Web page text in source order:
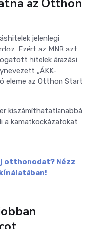
az Otthon
jelenlegi
Ezért az MNB azt
hitelek árazási
„ÁKK-
eleme az Otthon Start
kiszámíthatatlanabbá
a kamatkockázatokat
otthonodat? Nézz